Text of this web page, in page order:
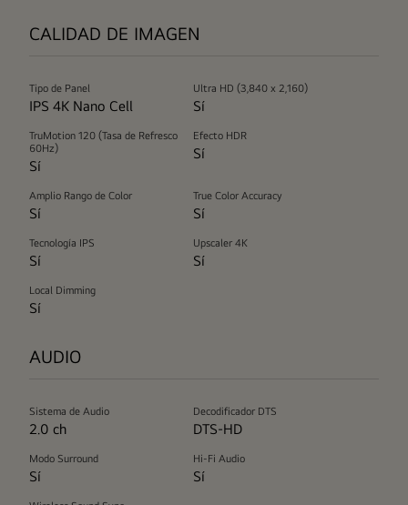
CALIDAD DE IMAGEN
Tipo de Panel
IPS 4K Nano Cell
Ultra HD (3,840 x 2,160)
Sí
TruMotion 120 (Tasa de Refresco
60Hz)
Sí
Efecto HDR
Sí
Amplio Rango de Color
Sí
True Color Accuracy
Sí
Tecnología IPS
Sí
Upscaler 4K
Sí
Local Dimming
Sí
AUDIO
Sistema de Audio
2.0 ch
Decodificador DTS
DTS-HD
Modo Surround
Sí
Hi-Fi Audio
Sí